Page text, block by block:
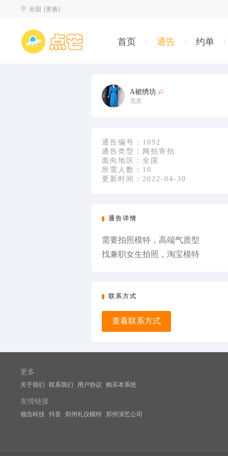
全国 [更换]
首页 通告 约单
A裙绣坊
北京
通告编号： 1092
通告类型：
网拍寄拍
面向地区： 全国
所需人数： 10
更新时间： 2022-04-30
通告详情
需要拍照模特，高端气质型
找兼职女生拍照，淘宝模特
联系方式
查看联系方式
更多
关于我们 联系我们 用户协议 购买本系统
友情链接
领浩科技 抖音 郑州礼仪模特 郑州演艺公司